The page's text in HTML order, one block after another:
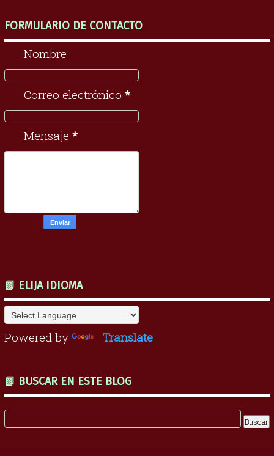
FORMULARIO DE CONTACTO
Nombre
Correo electrónico *
Mensaje *
📗 ELIJA IDIOMA
Powered by Translate
📗 BUSCAR EN ESTE BLOG